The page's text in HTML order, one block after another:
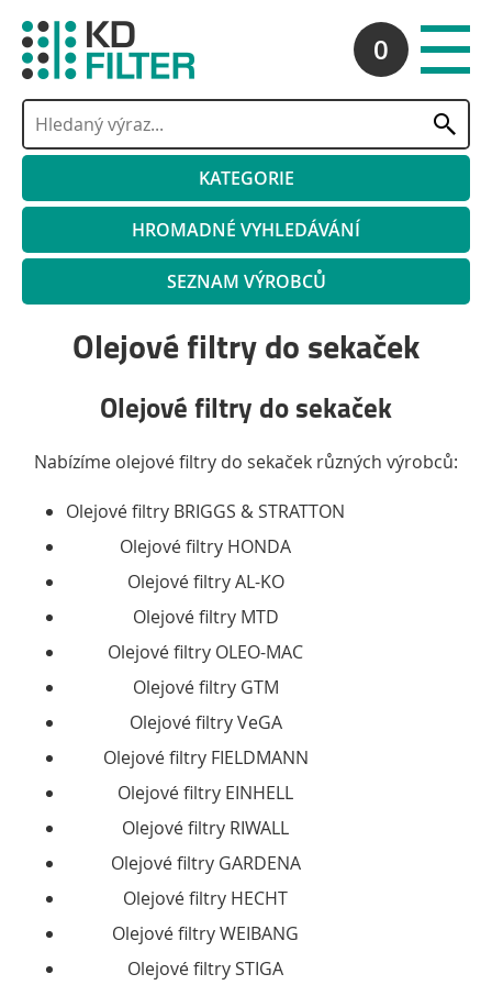
0
KATEGORIE
HROMADNÉ VYHLEDÁVÁNÍ
SEZNAM VÝROBCŮ
Olejové filtry do sekaček
Olejové filtry do sekaček
Nabízíme olejové filtry do sekaček různých výrobců:
Olejové filtry BRIGGS & STRATTON
Olejové filtry HONDA
Olejové filtry AL-KO
Olejové filtry MTD
Olejové filtry OLEO-MAC
Olejové filtry GTM
Olejové filtry VeGA
Olejové filtry FIELDMANN
Olejové filtry EINHELL
Olejové filtry RIWALL
Olejové filtry GARDENA
Olejové filtry HECHT
Olejové filtry WEIBANG
Olejové filtry STIGA